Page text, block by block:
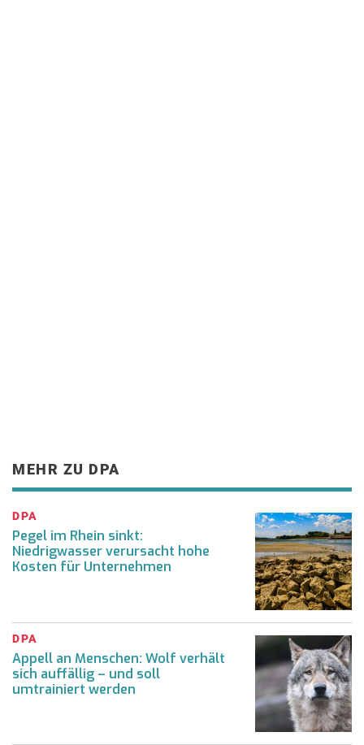
MEHR ZU DPA
DPA
Pegel im Rhein sinkt:
Niedrigwasser verursacht hohe
Kosten für Unternehmen
DPA
Appell an Menschen: Wolf verhält
sich auffällig – und soll
umtrainiert werden